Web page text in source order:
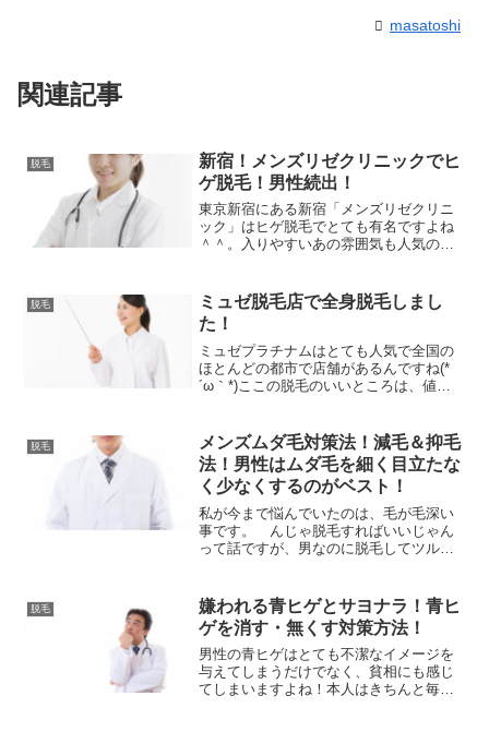
masatoshi
関連記事
脱毛
新宿！メンズリゼクリニックでヒ
ゲ脱毛！男性続出！
東京新宿にある新宿「メンズリゼクリニ
ック」はヒゲ脱毛でとても有名ですよね
＾＾。入りやすいあの雰囲気も人気の秘
をまとめてみました＾＾。<>メンズリゼ
クリニック公式サイト⇒...
脱毛
ミュゼ脱毛店で全身脱毛しまし
た！
ミュゼプラチナムはとても人気で全国の
ほとんどの都市で店舗があるんですね(*
´ω｀*)ここの脱毛のいいところは、値段
くある勧誘なんてものもありません( ｀ー
´)ノ実際私が...
脱毛
メンズムダ毛対策法！減毛＆抑毛
法！男性はムダ毛を細く目立たな
く少なくするのがベスト！
私が今まで悩んでいたのは、毛が毛深い
事です。 んじゃ脱毛すればいいじゃん
って話ですが、男なのに脱毛してツルツ
なら永久脱毛ではなくて、多くて、太く
濃いムダ毛を薄く、...
脱毛
嫌われる青ヒゲとサヨナラ！青ヒ
ゲを消す・無くす対策方法！
男性の青ヒゲはとても不潔なイメージを
与えてしまうだけでなく、貧相にも感じ
てしまいますよね！本人はきちんと毎朝